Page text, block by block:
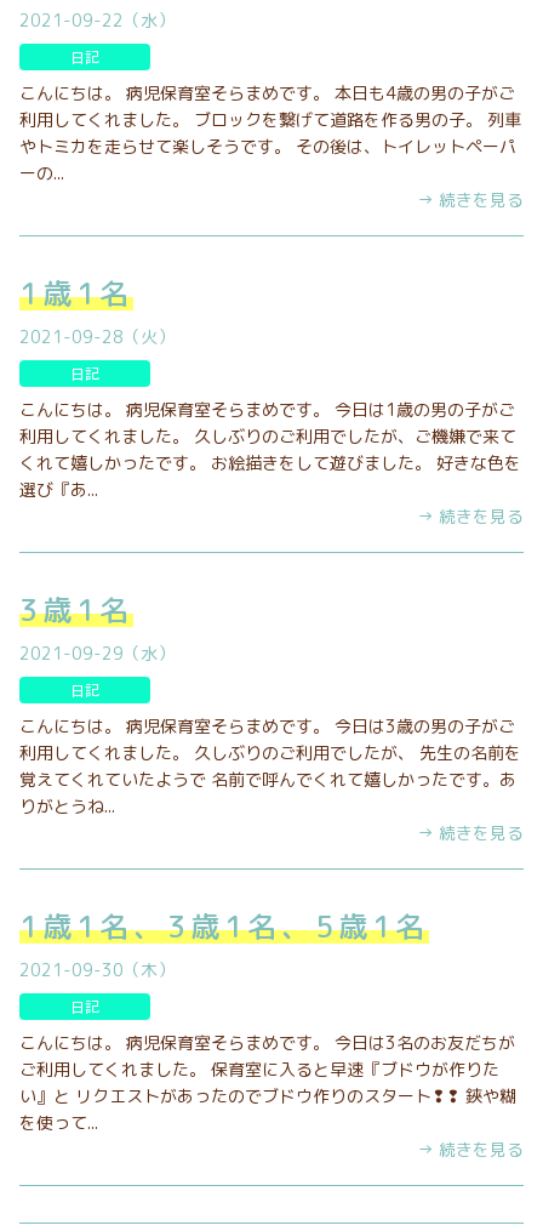
2021-09-22（水）
日記
こんにちは。 病児保育室そらまめです。 本日も4歳の男の子がご
利用してくれました。 ブロックを繋げて道路を作る男の子。 列車
やトミカを走らせて楽しそうです。 その後は、トイレットペーパ
ーの...
→ 続きを見る
1歳1名
2021-09-28（火）
日記
こんにちは。 病児保育室そらまめです。 今日は1歳の男の子がご
利用してくれました。 久しぶりのご利用でしたが、ご機嫌で来て
くれて嬉しかったです。 お絵描きをして遊びました。 好きな色を
選び『あ...
→ 続きを見る
3歳1名
2021-09-29（水）
日記
こんにちは。 病児保育室そらまめです。 今日は3歳の男の子がご
利用してくれました。 久しぶりのご利用でしたが、 先生の名前を
覚えてくれていたようで 名前で呼んでくれて嬉しかったです。あ
りがとうね...
→ 続きを見る
1歳1名、3歳1名、5歳1名
2021-09-30（木）
日記
こんにちは。 病児保育室そらまめです。 今日は3名のお友だちが
ご利用してくれました。 保育室に入ると早速『ブドウが作りた
い』と リクエストがあったのでブドウ作りのスタート❢❢ 鋏や糊
を使って...
→ 続きを見る